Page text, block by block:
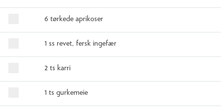
6 tørkede aprikoser
1 ss revet, fersk ingefær
2 ts karri
1 ts gurkemeie